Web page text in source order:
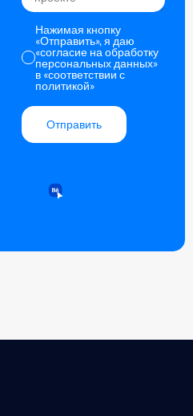
Нажимая кнопку
«Отправить», я даю
«согласие на обработку
персональных данных»
в «соответствии с
политикой»
Отправить